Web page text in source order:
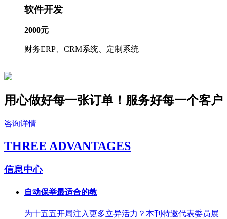
软件开发
2000元
财务ERP、CRM系统、定制系统
用心做好每一张订单！服务好每一个客户
咨询详情
THREE ADVANTAGES
信息中心
自动保举最适合的教
为十五五开局注入更多立异活力？本刊特邀代表委员展